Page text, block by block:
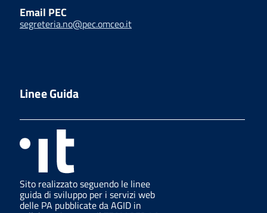
Email PEC
segreteria.no@pec.omceo.it
Linee Guida
Sito realizzato seguendo le linee
guida di sviluppo per i servizi web
delle PA pubblicate da AGID in